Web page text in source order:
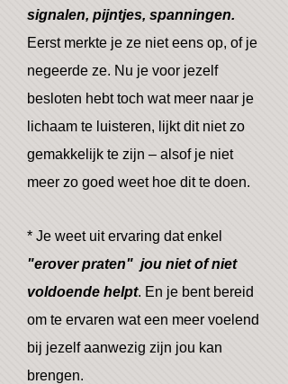
signalen, pijntjes, spanningen.
Eerst merkte je ze niet eens op, of je
negeerde ze. Nu je voor jezelf
besloten hebt toch wat meer naar je
lichaam te luisteren, lijkt dit niet zo
gemakkelijk te zijn – alsof je niet
meer zo goed weet hoe dit te doen.
* Je weet uit ervaring dat enkel
"erover praten" jou niet of niet
voldoende helpt. En je bent bereid
om te ervaren wat een meer voelend
bij jezelf aanwezig zijn jou kan
brengen.